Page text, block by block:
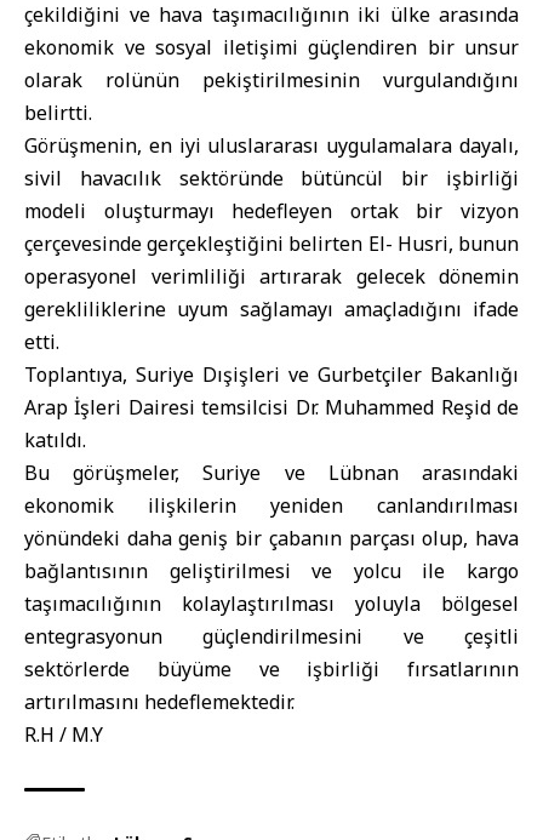
çekildiğini ve hava taşımacılığının iki ülke arasında
ekonomik ve sosyal iletişimi güçlendiren bir unsur
olarak rolünün pekiştirilmesinin vurgulandığını
belirtti.
Görüşmenin, en iyi uluslararası uygulamalara dayalı,
sivil havacılık sektöründe bütüncül bir işbirliği
modeli oluşturmayı hedefleyen ortak bir vizyon
çerçevesinde gerçekleştiğini belirten El- Husri, bunun
operasyonel verimliliği artırarak gelecek dönemin
gerekliliklerine uyum sağlamayı amaçladığını ifade
etti.
Toplantıya, Suriye Dışişleri ve Gurbetçiler Bakanlığı
Arap İşleri Dairesi temsilcisi Dr. Muhammed Reşid de
katıldı.
Bu görüşmeler, Suriye ve Lübnan arasındaki
ekonomik ilişkilerin yeniden canlandırılması
yönündeki daha geniş bir çabanın parçası olup, hava
bağlantısının geliştirilmesi ve yolcu ile kargo
taşımacılığının kolaylaştırılması yoluyla bölgesel
entegrasyonun güçlendirilmesini ve çeşitli
sektörlerde büyüme ve işbirliği fırsatlarının
artırılmasını hedeflemektedir.
R.H / M.Y